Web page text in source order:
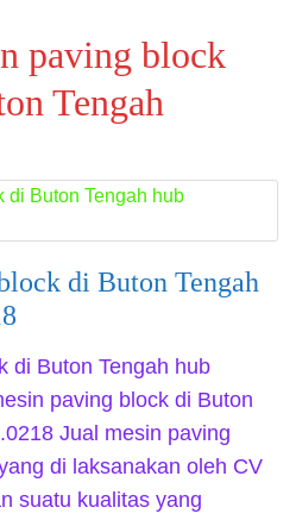
paving block
Tengah
di Buton Tengah
di Buton Tengah hub
paving block di Buton
Jual mesin paving
di laksanakan oleh CV
suatu kualitas yang